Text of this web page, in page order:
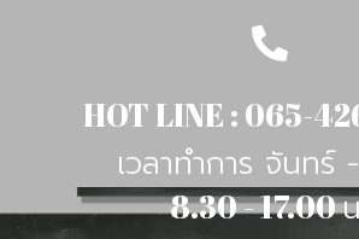
HOT LINE : 065-
เวลาทำการ จันทร์
8.30 - 17.00